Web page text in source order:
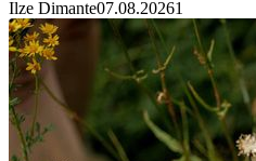
Ilze Dimante07.08.20261